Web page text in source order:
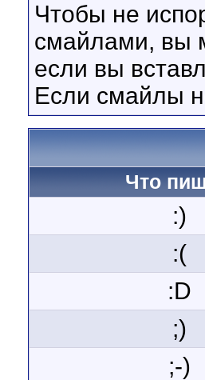
Чтобы не
смайлами, вы
если вы
Если смайлы
Что
:)
:(
:D
;)
;-)